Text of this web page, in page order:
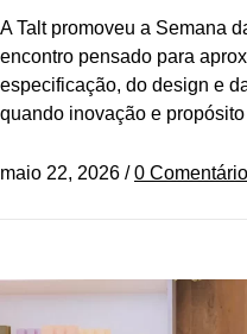
A Talt promoveu a Semana
encontro pensado para
especificação, do design e
quando inovação e
maio 22, 2026 / 0